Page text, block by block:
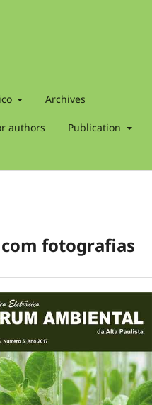
Archives
authors Publication
fotografias